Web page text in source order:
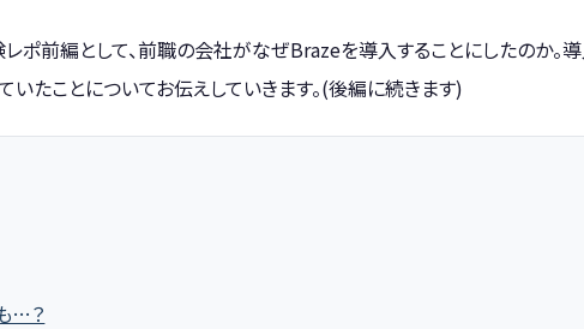
ポ前編として、前職の会社がなぜBrazeを導入することにしたのか。
たことについてお伝えしていきます。(後編に続きます)
…？